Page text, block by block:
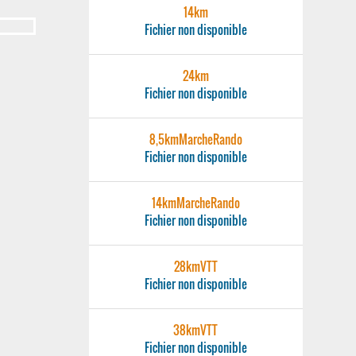
14km
Fichier non disponible
24km
Fichier non disponible
8,5kmMarcheRando
Fichier non disponible
14kmMarcheRando
Fichier non disponible
28kmVTT
Fichier non disponible
38kmVTT
Fichier non disponible